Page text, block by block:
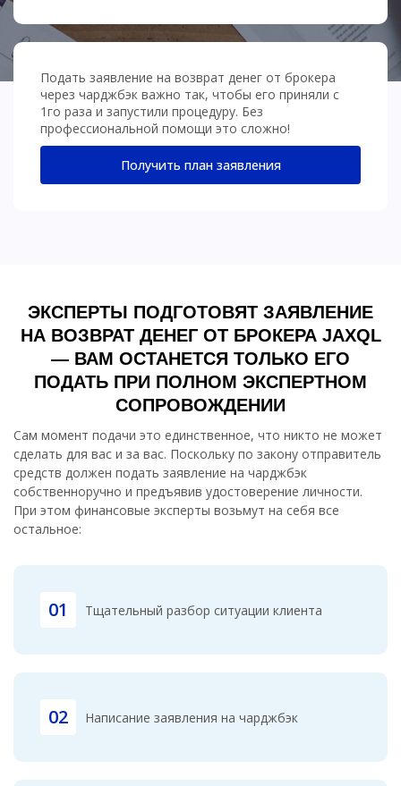
Подать заявление на возврат денег от брокера
через чарджбэк важно так, чтобы его приняли с
1го раза и запустили процедуру. Без
профессиональной помощи это сложно!
Получить план заявления
ЭКСПЕРТЫ ПОДГОТОВЯТ ЗАЯВЛЕНИЕ
НА ВОЗВРАТ ДЕНЕГ ОТ БРОКЕРА JAXQL
— ВАМ ОСТАНЕТСЯ ТОЛЬКО ЕГО
ПОДАТЬ ПРИ ПОЛНОМ ЭКСПЕРТНОМ
СОПРОВОЖДЕНИИ
Сам момент подачи это единственное, что никто не может
сделать для вас и за вас. Поскольку по закону отправитель
средств должен подать заявление на чарджбэк
собственноручно и предъявив удостоверение личности.
При этом финансовые эксперты возьмут на себя все
остальное:
01 Тщательный разбор ситуации клиента
02 Написание заявления на чарджбэк